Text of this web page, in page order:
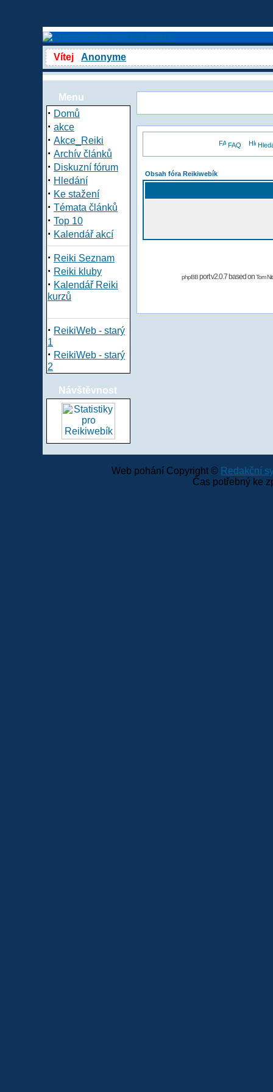
Vítej Anonyme
Menu
· Domů
· akce
· Akce_Reiki
· Archív článků
· Diskuzní fórum
· Hledání
· Ke stažení
· Témata článků
· Top 10
· Kalendář akcí
· Reiki Seznam
· Reiki kluby
· Kalendář Reiki
kurzů
· ReikiWeb - starý
1
· ReikiWeb - starý
2
Návštěvnost
FAQ
Obsah fóra Reikiwebík
phpBBport v2.0.7 based onTom
Web pohání Copyright © Redakční
Čas potřebný ke